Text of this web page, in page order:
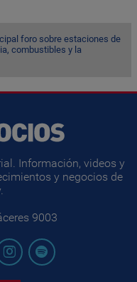
foro sobre estaciones de
combustibles y la
Información, videos y
y negocios de
9003